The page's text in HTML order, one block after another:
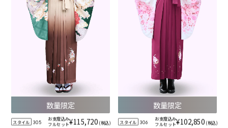
数量限定
スタイル 305
お支度込み
フルセット¥115,720 (税込)
数量限定
スタイル 306
お支度込み
フルセット¥102,850 (税込)